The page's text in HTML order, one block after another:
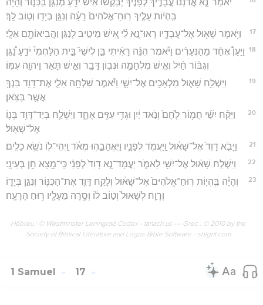
יֹאמַר־נָ֤א אֲדֹנֵ֙נוּ֙ עֲבָדֶ֣יךָ לְפָנֶ֔יךָ יְבַקְשׁ֕וּ אִ֕ישׁ יֹדֵ֖עַ מְנַגֵּ֣ן בַּכִּנּ֑וֹר וְהָיָ֗ה
בִּֽהְי֨וֹת עָלֶ֤יךָ רֽוּחַ־אֱלֹהִים֙ רָעָ֔ה וְנִגֵּ֥ן בְּיָד֖וֹ וְט֥וֹב לָֽךְ׃
17 וַיֹּ֥אמֶר שָׁא֖וּל אֶל־עֲבָדָ֑יו רְאוּ־נָ֣א לִ֗י אִ֚ישׁ מֵיטִ֣יב לְנַגֵּ֔ן וַהֲבִיאוֹתֶ֖ם אֵלָֽי׃
18
וַיַּעַן֩ אֶחָ֨ד מֵהַנְּעָרִ֜ים וַיֹּ֗אמֶר הִנֵּ֨ה רָאִ֜יתִי בֵּ֣ן לְיִשַׁי֮ בֵּ֣ית הַלַּחְמִי֒ יֹדֵ֣עַ נַ֠גֵּן
וְגִבּ֨וֹר חַ֜יִל וְאִ֧ישׁ מִלְחָמָ֛ה וּנְב֥וֹן דָּבָ֖ר וְאִ֣ישׁ תֹּ֑אַר וַיהוָ֖ה עִמּֽוֹ׃
19
וַיִּשְׁלַ֥ח שָׁא֛וּל מַלְאָכִ֖ים אֶל־יִשָׁ֑י וַיֹּ֕אמֶר שִׁלְחָ֥ה אֵלַ֛י אֶת־דָּוִ֥ד בִּנְךָ֖
אֲשֶׁ֥ר בַּצֹּֽאן׃
20
וַיִּקַּ֨ח יִשַׁ֜י חֲמ֥וֹר לֶ֙חֶם֙ וְנֹ֣אד יַ֔יִן וּגְדִ֥י עִזִּ֖ים אֶחָ֑ד וַיִּשְׁלַ֛ח בְּיַד־דָּוִ֥ד בְּנ֖וֹ
אֶל־שָׁאֽוּל׃
21 וַיָּבֹ֤א דָוִד֙ אֶל־שָׁא֔וּל וַֽיַּעֲמֹ֖ד לְפָנָ֑יו וַיֶּאֱהָבֵ֣הֽוּ מְאֹ֔ד וַֽיְהִי־ל֖וֹ נֹשֵׂ֥א כֵלִֽים׃
22 וַיִּשְׁלַ֣ח שָׁא֔וּל אֶל־יִשַׁ֖י לֵאמֹ֑ר יַעֲמָד־נָ֤א דָוִד֙ לְפָנַ֔י כִּֽי־מָ֥צָא חֵ֖ן בְּעֵינָֽי׃
23
וְהָיָ֗ה בִּֽהְי֤וֹת רֽוּחַ־אֱלֹהִים֙ אֶל־שָׁא֔וּל וְלָקַ֥ח דָּוִ֛ד אֶת־הַכִּנּ֖וֹר וְנִגֵּ֣ן בְּיָד֑וֹ
וְרָוַ֤ח לְשָׁאוּל֙ וְט֣וֹב ל֔וֹ וְסָ֥רָה מֵעָלָ֖יו ר֥וּחַ הָרָעָֽה׃
Hébreu : © Westminster Leningrad Codex - tanach.us --- Grec : © 2010 by the
Society of Biblical Literature and Logos Bible Software - sblgnt.com
1 Samuel 17